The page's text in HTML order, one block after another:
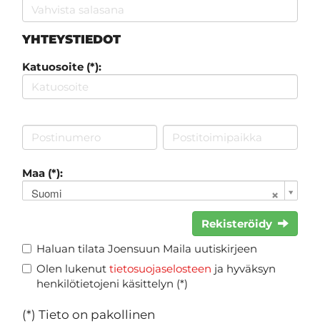
YHTEYSTIEDOT
Katuosoite (*):
Maa (*):
Suomi
Rekisteröidy
Haluan tilata Joensuun Maila uutiskirjeen
Olen lukenut tietosuojaselosteen ja hyväksyn
henkilötietojeni käsittelyn (*)
(*) Tieto on pakollinen